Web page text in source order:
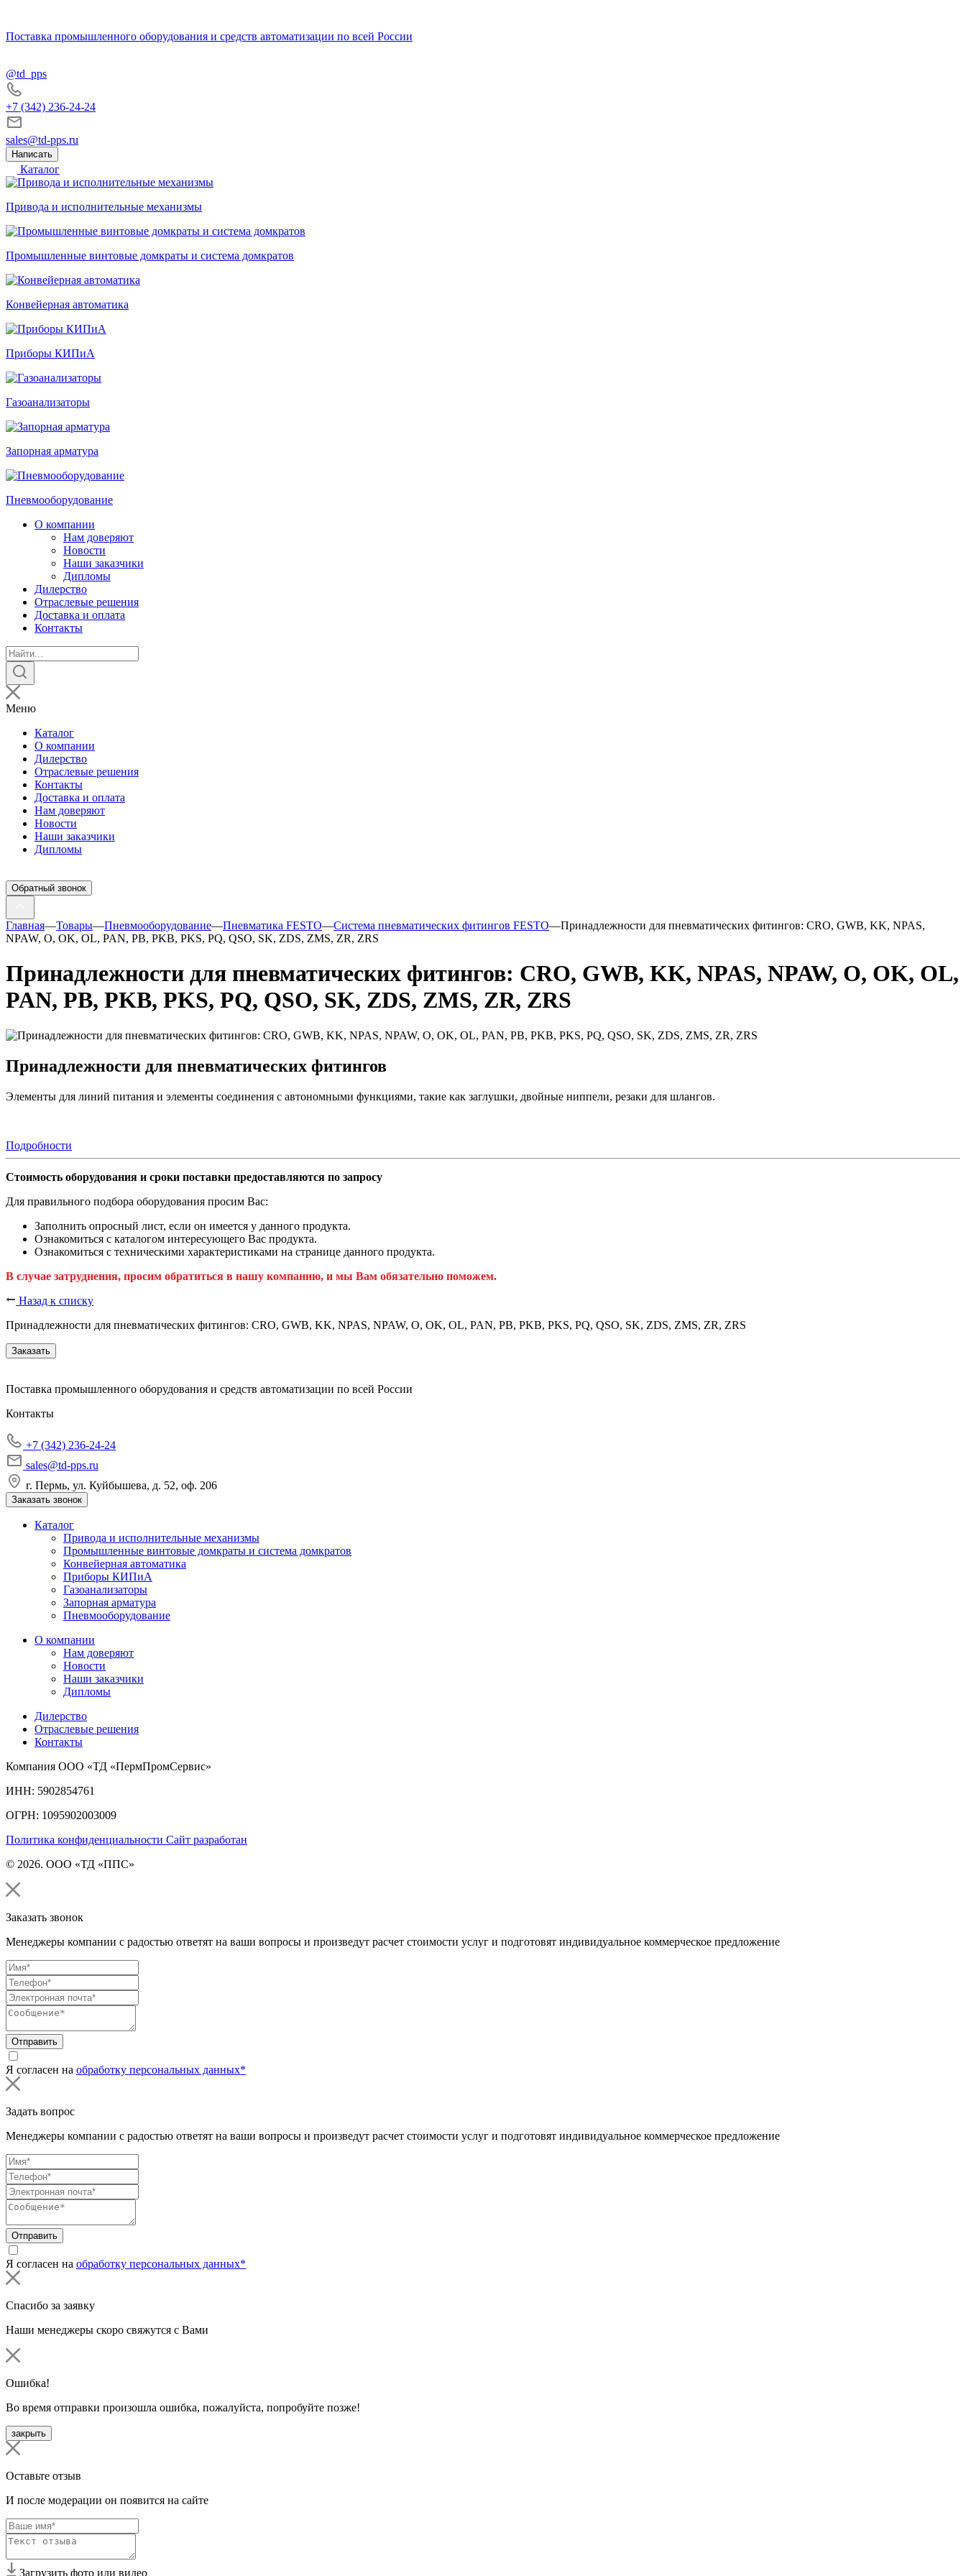
Поставка промышленного оборудования и средств автоматизации по всей России
@td_pps
+7 (342) 236-24-24
sales@td-pps.ru
Написать
Каталог
Привода и исполнительные механизмы
Промышленные винтовые домкраты и система домкратов
Конвейерная автоматика
Приборы КИПиА
Газоанализаторы
Запорная арматура
Пневмооборудование
О компании
Нам доверяют
Новости
Наши заказчики
Дипломы
Дилерство
Отраслевые решения
Доставка и оплата
Контакты
Поиск
товаров
Меню
Каталог
О компании
Дилерство
Отраслевые решения
Контакты
Доставка и оплата
Нам доверяют
Новости
Наши заказчики
Дипломы
Обратный звонок
Главная—Товары—Пневмооборудование—Пневматика FESTO—Система пневматических фитингов FESTO—Принадлежности для пневматических фитингов: CRO, GWB, KK, NPAS,
NPAW, O, OK, OL, PAN, PB, PKB, PKS, PQ, QSO, SK, ZDS, ZMS, ZR, ZRS
Принадлежности для пневматических фитингов: CRO, GWB, KK, NPAS, NPAW, O, OK, OL,
PAN, PB, PKB, PKS, PQ, QSO, SK, ZDS, ZMS, ZR, ZRS
Принадлежности для пневматических фитингов
Элементы для линий питания и элементы соединения с автономными функциями, такие как заглушки, двойные ниппели, резаки для шлангов.
Подробности
Стоимость оборудования и сроки поставки предоставляются по запросу
Для правильного подбора оборудования просим Вас:
Заполнить опросный лист, если он имеется у данного продукта.
Ознакомиться с каталогом интересующего Вас продукта.
Ознакомиться с техническими характеристиками на странице данного продукта.
В случае затруднения, просим обратиться в нашу компанию, и мы Вам обязательно поможем.
Назад к списку
Принадлежности для пневматических фитингов: CRO, GWB, KK, NPAS, NPAW, O, OK, OL, PAN, PB, PKB, PKS, PQ, QSO, SK, ZDS, ZMS, ZR, ZRS
Заказать
Поставка промышленного оборудования и средств автоматизации по всей России
Контакты
+7 (342) 236-24-24
sales@td-pps.ru
г. Пермь, ул. Куйбышева, д. 52, оф. 206
Заказать звонок
Каталог
Привода и исполнительные механизмы
Промышленные винтовые домкраты и система домкратов
Конвейерная автоматика
Приборы КИПиА
Газоанализаторы
Запорная арматура
Пневмооборудование
О компании
Нам доверяют
Новости
Наши заказчики
Дипломы
Дилерство
Отраслевые решения
Контакты
Компания ООО «ТД «ПермПромСервис»
ИНН: 5902854761
ОГРН: 1095902003009
Политика конфиденциальности Сайт разработан
© 2026. ООО «ТД «ППС»
Заказать звонок
Менеджеры компании с радостью ответят на ваши вопросы и произведут расчет стоимости услуг и подготовят индивидуальное коммерческое предложение
Отправить
Я согласен на обработку персональных данных*
Задать вопрос
Менеджеры компании с радостью ответят на ваши вопросы и произведут расчет стоимости услуг и подготовят индивидуальное коммерческое предложение
Отправить
Я согласен на обработку персональных данных*
Спасибо за заявку
Наши менеджеры скоро свяжутся с Вами
Ошибка!
Во время отправки произошла ошибка, пожалуйста, попробуйте позже!
закрыть
Оставьте отзыв
И после модерации он появится на сайте
Загрузить фото или видео